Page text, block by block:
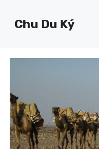
Chu Du Ký